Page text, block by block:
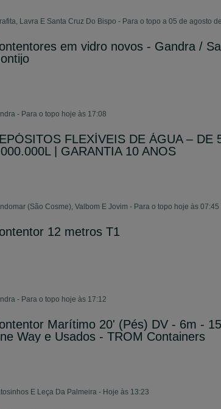
Lavra E Santa Cruz Do Bispo - Para o topo a 05 de agosto
em vidro novos - Gandra /
- Para o topo hoje às 17:08
FLEXÍVEIS DE ÁGUA – DE
| GARANTIA 10 ANOS
(São Cosme), Valbom E Jovim - Para o topo hoje às 07:45
12 metros T1
- Para o topo hoje às 17:12
Marítimo 20' (Pés) DV - 6m -
Way e Usados - TROM Containers
E Leça Da Palmeira - Hoje às 13:23